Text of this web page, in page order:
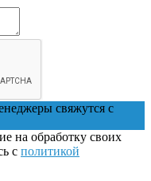
свяжутся с
на обработку своих
с политикой